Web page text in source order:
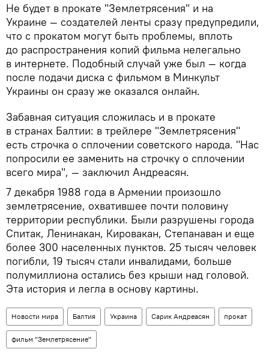
Не будет в прокате "Землетрясения" и на
Украине — создателей ленты сразу предупредили,
что с прокатом могут быть проблемы, вплоть
до распространения копий фильма нелегально
в интернете. Подобный случай уже был — когда
после подачи диска с фильмом в Минкульт
Украины он сразу же оказался онлайн.
Забавная ситуация сложилась и в прокате
в странах Балтии: в трейлере "Землетрясения"
есть строчка о сплочении советского народа. "Нас
попросили ее заменить на строчку о сплочении
всего мира", — заключил Андреасян.
7 декабря 1988 года в Армении произошло
землетрясение, охватившее почти половину
территории республики. Были разрушены города
Спитак, Ленинакан, Кировакан, Степанаван и еще
более 300 населенных пунктов. 25 тысяч человек
погибли, 19 тысяч стали инвалидами, больше
полумиллиона остались без крыши над головой.
Эта история и легла в основу картины.
Новости мира Балтия Украина Сарик Андреасян прокат
фильм "Землетрясение"